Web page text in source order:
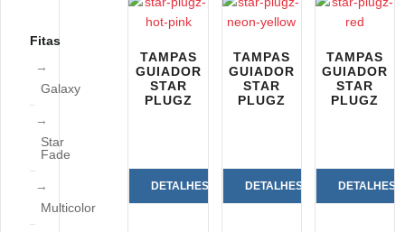
TAMPAS
GUIADOR
STAR
PLUGZ
DETALHES
TAMPAS
GUIADOR
STAR
PLUGZ
DETALHES
TAMPAS
GUIADOR
STAR
PLUGZ
DETALHES
Fitas
Galaxy
Star
Fade
Multicolor